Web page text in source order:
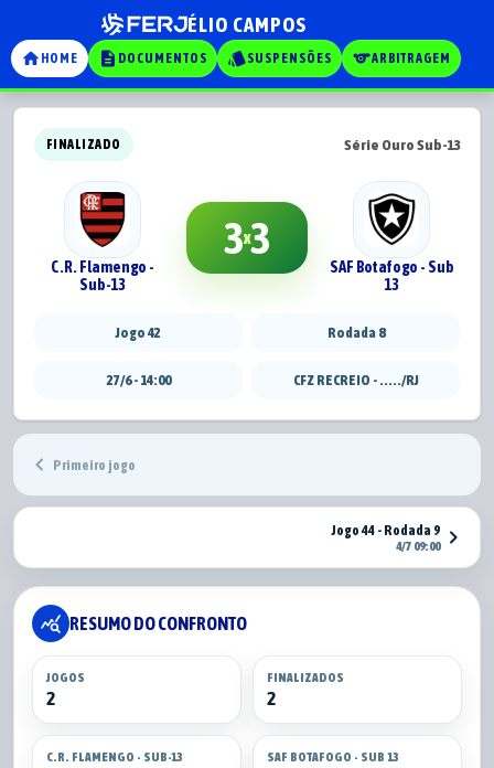
ÉLIO CAMPOS
home HOME description DOCUMENTOS styleSUSPENSÕES sportsARBITRAGEM
FINALIZADO Série Ouro Sub-13
C.R. Flamengo -
Sub-13
3x3
SAF Botafogo - Sub
13
Jogo 42 Rodada 8
27/6 - 14:00 CFZ RECREIO - ...../RJ
chevron_left Primeiro jogo
Jogo 44 - Rodada 9
4/7 09:00chevron_right
query_stats RESUMO DO CONFRONTO
JOGOS
2
FINALIZADOS
2
C.R. FLAMENGO - SUB-13 SAF BOTAFOGO - SUB 13